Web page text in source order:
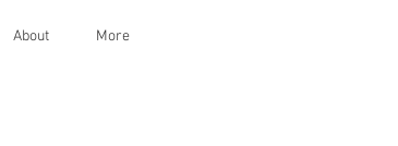
About More